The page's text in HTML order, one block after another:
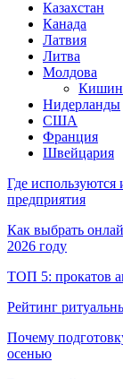
Казахстан
Канада
Латвия
Литва
Молдова
Нидерланды
США
Франция
Швейцария
Где
предприятия
Как выбрать
2026 году
ТОП 5: прокатов
Рейтинг
Почему
осенью